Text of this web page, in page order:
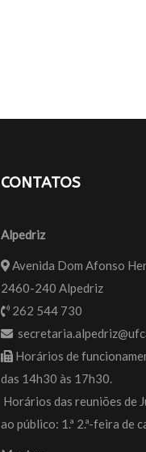
CONTATOS
Alpedriz
Avenida Dom Afonso
2460-240 Alpedriz
262 544 730
Horários de
das 14h30 às 17h30.
Horários das reuniões de
ao público: 1.ª 2.ª-feira de